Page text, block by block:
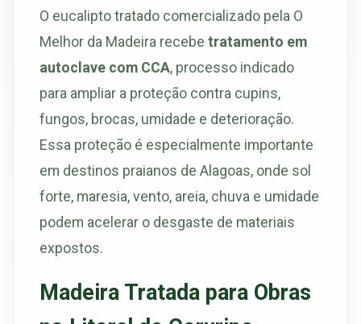
O eucalipto tratado comercializado pela O
Melhor da Madeira recebe tratamento em
autoclave com CCA, processo indicado
para ampliar a proteção contra cupins,
fungos, brocas, umidade e deterioração.
Essa proteção é especialmente importante
em destinos praianos de Alagoas, onde sol
forte, maresia, vento, areia, chuva e umidade
podem acelerar o desgaste de materiais
expostos.
Madeira Tratada para Obras